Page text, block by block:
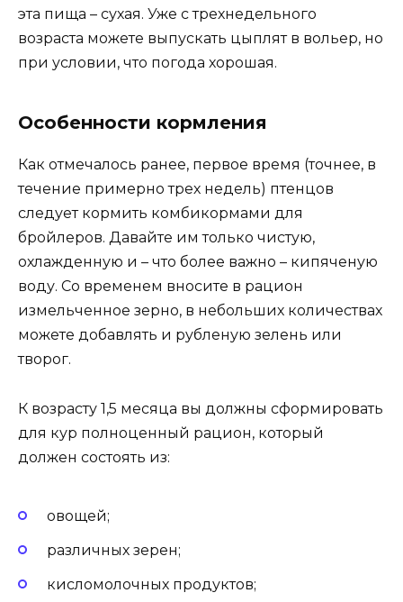
эта пища – сухая. Уже с трехнедельного
возраста можете выпускать цыплят в вольер, но
при условии, что погода хорошая.
Особенности кормления
Как отмечалось ранее, первое время (точнее, в
течение примерно трех недель) птенцов
следует кормить комбикормами для
бройлеров. Давайте им только чистую,
охлажденную и – что более важно – кипяченую
воду. Со временем вносите в рацион
измельченное зерно, в небольших количествах
можете добавлять и рубленую зелень или
творог.
К возрасту 1,5 месяца вы должны сформировать
для кур полноценный рацион, который
должен состоять из:
овощей;
различных зерен;
кисломолочных продуктов;